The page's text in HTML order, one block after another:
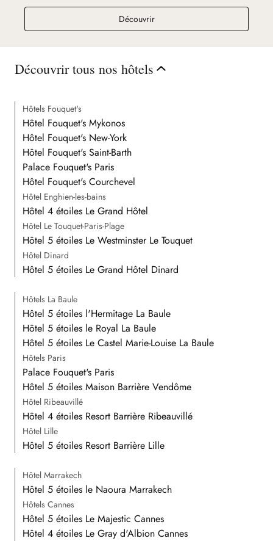
DécouvrirCiro's La Baule
Découvrir tous nos hôtels
Hôtels Fouquet's
Hôtel Fouquet's Mykonos
Hôtel Fouquet's New-York
Hôtel Fouquet's Saint-Barth
Palace Fouquet's Paris
Hôtel Fouquet's Courchevel
Hôtel Enghien-les-bains
Hôtel 4 étoiles Le Grand Hôtel
Hôtel Le Touquet-Paris-Plage
Hôtel 5 étoiles Le Westminster Le Touquet
Hôtel Dinard
Hôtel 5 étoiles Le Grand Hôtel Dinard
Hôtels La Baule
Hôtel 5 étoiles l'Hermitage La Baule
Hôtel 5 étoiles le Royal La Baule
Hôtel 5 étoiles Le Castel Marie-Louise La Baule
Hôtels Paris
Palace Fouquet's Paris
Hôtel 5 étoiles Maison Barrière Vendôme
Hôtel Ribeauvillé
Hôtel 4 étoiles Resort Barrière Ribeauvillé
Hôtel Lille
Hôtel 5 étoiles Resort Barrière Lille
Hôtel Marrakech
Hôtel 5 étoiles le Naoura Marrakech
Hôtels Cannes
Hôtel 5 étoiles Le Majestic Cannes
Hôtel 4 étoiles Le Gray d'Albion Cannes